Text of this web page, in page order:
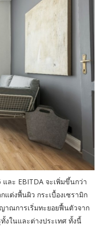
ละ EBITDA จะเพิ่มขึ้นกว่า
ต่งพื้นผิว กระเบื้องเซรามิก
ณการเริ่มทะยอยฟื้นตัวจาก
งในและต่างประเทศ ทั้งนี้